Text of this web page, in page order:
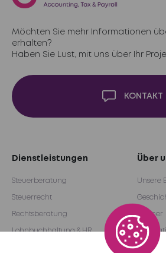
Möchten Sie mehr Informationen
erhalten?
Haben Sie Lust, mit uns über Ihr
KONTAKT
Dienstleistungen
Steuerberatung
Steuerrecht
Rechtsberatung
Lohnbuchhaltung & HR
Über
Unsere
Partner
Become